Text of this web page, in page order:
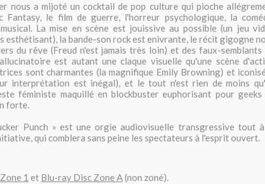
nous a mijoté un cocktail de pop culture qui pioche
Fantasy, le film de guerre, l'horreur psychologique, la
La mise en scène est jouissive au possible (un jeu
esthétisant), la bande-son rock est enivrante, le récit gigogne
du rêve (Freud n'est jamais très loin) et des faux-semblants
est autant une claque visuelle qu'une scène
sont charmantes (la magnifique Emily Browning) et
interprétation est inégal), et le tout n'est rien de moins
féministe maquillé en blockbuster euphorisant pour geeks
forte.
Punch » est une orgie audiovisuelle transgressive tout
qui comblera sans peine les spectateurs à l'esprit ouvert.
1 et Blu-ray Disc Zone A(non zoné).